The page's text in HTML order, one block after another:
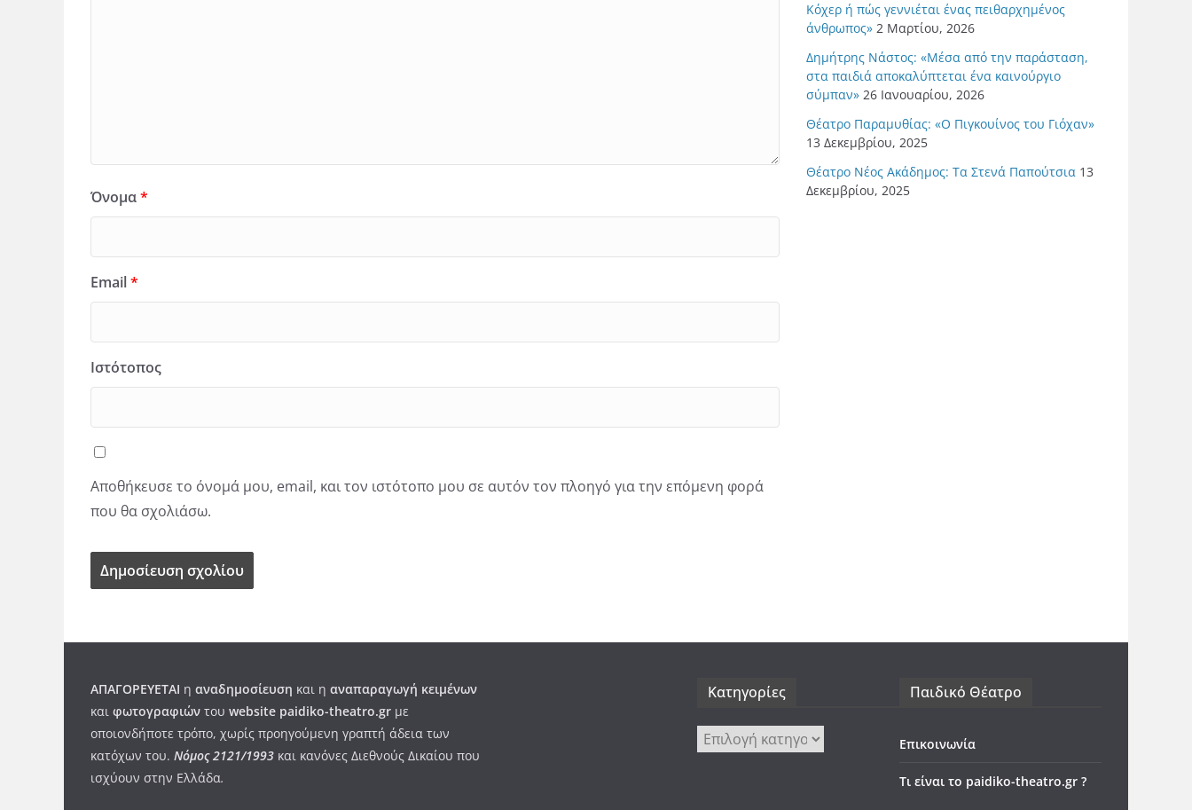
Όνομα*
Email*
Ιστότοπος
Αποθήκευσε το όνομά μου, email, και τον ιστότοπο μου σε αυτόν τον πλοηγό για την επόμενη φορά
που θα σχολιάσω.
Κόχερ ή πώς γεννιέται ένας πειθαρχημένος
άνθρωπος» 2 Μαρτίου, 2026
Δημήτρης Νάστος: «Μέσα από την παράσταση,
στα παιδιά αποκαλύπτεται ένα καινούργιο
σύμπαν» 26 Ιανουαρίου, 2026
Θέατρο Παραμυθίας: «Ο Πιγκουίνος του Γιόχαν»
13 Δεκεμβρίου, 2025
Θέατρο Νέος Ακάδημος: Τα Στενά Παπούτσια 13
Δεκεμβρίου, 2025
ΑΠΑΓΟΡΕΥΕΤΑΙ η αναδημοσίευση και η αναπαραγωγή κειμένων
και φωτογραφιών του website paidiko-theatro.gr με
οποιονδήποτε τρόπο, χωρίς προηγούμενη γραπτή άδεια των
κατόχων του. Νόμος 2121/1993 και κανόνες Διεθνούς Δικαίου που
ισχύουν στην Ελλάδα.
Kατηγορίες
Kατηγορίες
Παιδικό Θέατρο
Επικοινωνία
Τι είναι το paidiko-theatro.gr ?